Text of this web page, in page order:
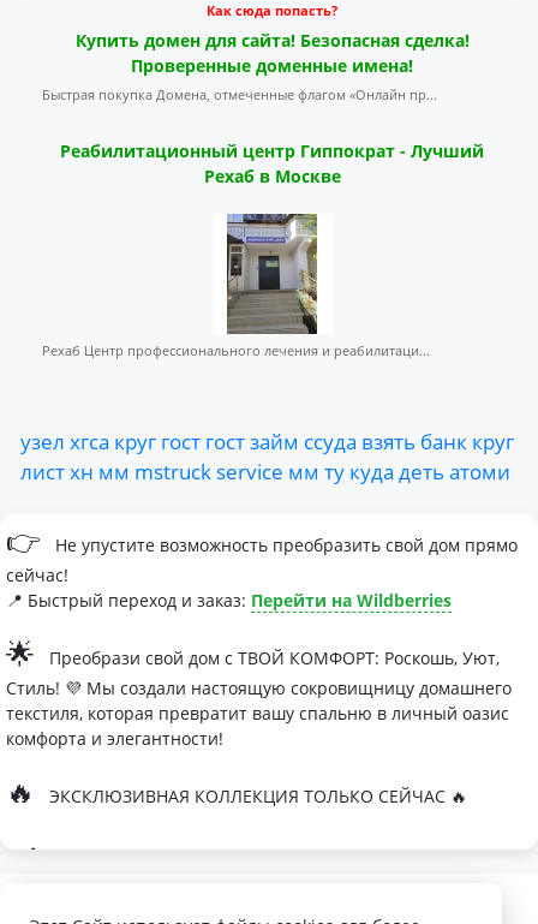
Как сюда попасть?
Купить домен для сайта! Безопасная сделка!
Проверенные доменные имена!
Быстрая покупка Домена, отмеченные флагом «Онлайн пр...
Реабилитационный центр Гиппократ - Лучший
Рехаб в Москве
Рехаб Центр профессионального лечения и реабилитаци...
узел хгса круг гост гостзайм ссуда взять банк круг
листхн мм mstruck service мм ту куда деть атоми
👉
Не упустите возможность преобразить свой дом прямо
сейчас!
📍 Быстрый переход и заказ: Перейти на Wildberries
🌟
Преобрази свой дом с ТВОЙ КОМФОРТ: Роскошь, Уют,
Стиль! 💜 Мы создали настоящую сокровищницу домашнего
текстиля, которая превратит вашу спальню в личный оазис
комфорта и элегантности!
🔥 ЭКСКЛЮЗИВНАЯ КОЛЛЕКЦИЯ ТОЛЬКО СЕЙЧАС 🔥
🛏